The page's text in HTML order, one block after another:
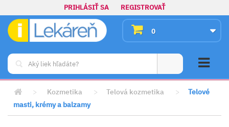
PRIHLÁSIŤ SA REGISTROVAŤ
0
> Kozmetika > Telová kozmetika >
Telové
masti, krémy a balzamy